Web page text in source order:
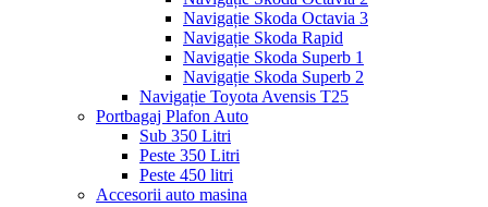
Navigație Skoda Octavia 3
Navigație Skoda Rapid
Navigație Skoda Superb 1
Navigație Skoda Superb 2
Navigație Toyota Avensis T25
Portbagaj Plafon Auto
Sub 350 Litri
Peste 350 Litri
Peste 450 litri
Accesorii auto masina